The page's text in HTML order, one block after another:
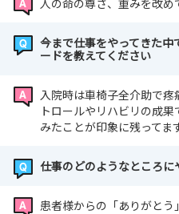
人の命の尊さ、重みを改め
今まで仕事をやってきた中
ードを教えてください
入院時は車椅子全介助で
トロールやリハビリの成
みたことが印象に残ってま
仕事のどのようなところ
患者様からの「ありがと